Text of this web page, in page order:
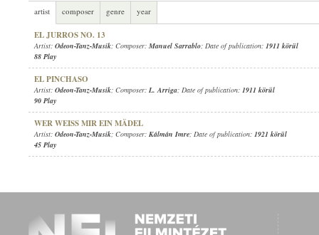
artist composer genre year
EL JURROS NO. 13
Artist: Odeon-Tanz-Musik; Composer: Manuel Sarrablo; Date of publication: 1911 körül
88 Play
EL PINCHASO
Artist: Odeon-Tanz-Musik; Composer: L. Arriga; Date of publication: 1911 körül
90 Play
WER WEISS MIR EIN MÄDEL
Artist: Odeon-Tanz-Musik; Composer: Kálmán Imre; Date of publication: 1921 körül
45 Play